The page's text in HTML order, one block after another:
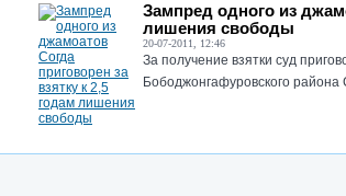
Зампред одного из
лишения свободы
20-07-2011, 12:46
За получение взятки суд
Бободжонгафуровского